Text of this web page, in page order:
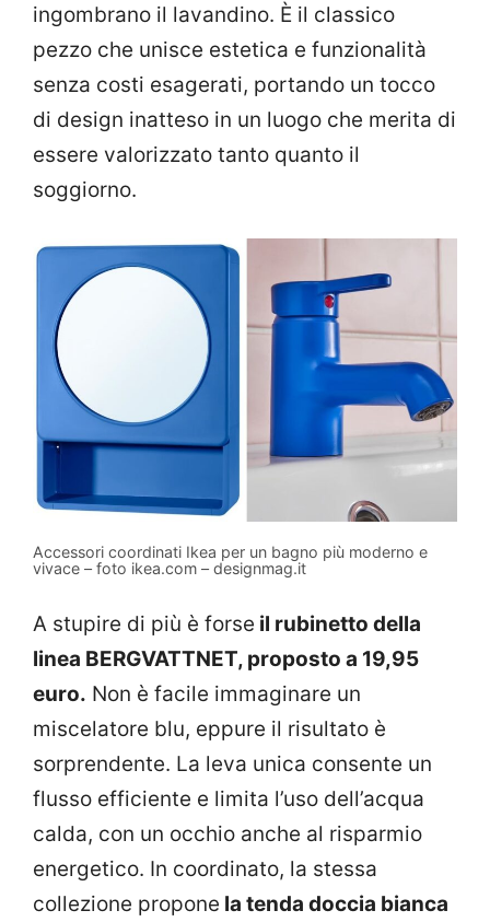
ingombrano il lavandino. È il classico
pezzo che unisce estetica e funzionalità
senza costi esagerati, portando un tocco
di design inatteso in un luogo che merita di
essere valorizzato tanto quanto il
soggiorno.
Accessori coordinati Ikea per un bagno più moderno e
vivace – foto ikea.com – designmag.it
A stupire di più è forse il rubinetto della
linea BERGVATTNET, proposto a 19,95
euro. Non è facile immaginare un
miscelatore blu, eppure il risultato è
sorprendente. La leva unica consente un
flusso efficiente e limita l’uso dell’acqua
calda, con un occhio anche al risparmio
energetico. In coordinato, la stessa
collezione propone la tenda doccia bianca